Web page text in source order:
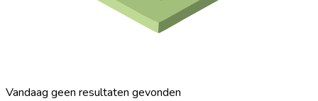
Vandaag geen resultaten gevonden